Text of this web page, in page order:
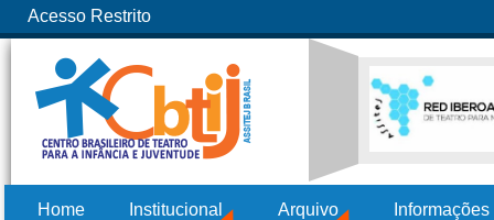
Acesso Restrito
Home Institucional Arquivo